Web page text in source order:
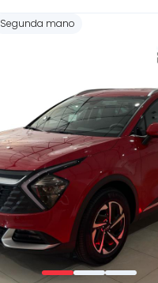
Segunda mano